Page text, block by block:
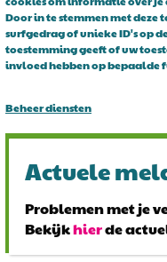
Door in te stemmen met deze
surfgedrag of unieke ID's op
toestemming geeft of uw
invloed hebben op bepaalde
Beheer diensten
Over Bright Access
Glasvezel voor
leverancier voor
glasvezel voor iedereen
Problemen met je
Bekijkhierde